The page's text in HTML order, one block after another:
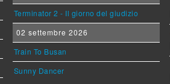
Terminator 2 - Il giorno del giudizio
02 settembre 2026
Train To Busan
Sunny Dancer